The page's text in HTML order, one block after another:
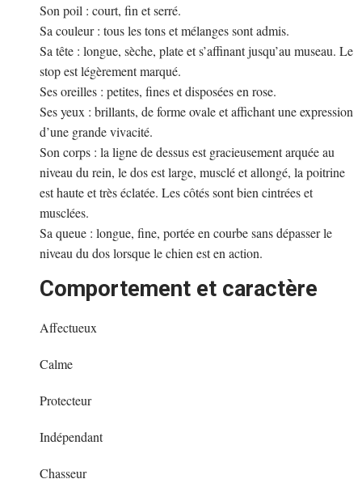
Son poil : court, fin et serré.
Sa couleur : tous les tons et mélanges sont admis.
Sa tête : longue, sèche, plate et s’affinant jusqu’au museau. Le
stop est légèrement marqué.
Ses oreilles : petites, fines et disposées en rose.
Ses yeux : brillants, de forme ovale et affichant une expression
d’une grande vivacité.
Son corps : la ligne de dessus est gracieusement arquée au
niveau du rein, le dos est large, musclé et allongé, la poitrine
est haute et très éclatée. Les côtés sont bien cintrées et
musclées.
Sa queue : longue, fine, portée en courbe sans dépasser le
niveau du dos lorsque le chien est en action.
Comportement et caractère
Affectueux
Calme
Protecteur
Indépendant
Chasseur